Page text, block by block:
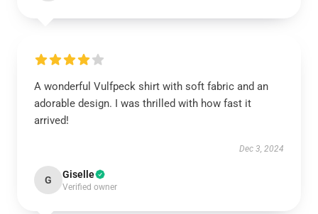
A wonderful Vulfpeck shirt with soft fabric and an
adorable design. I was thrilled with how fast it
arrived!
Dec 3, 2024
G Giselle
Verified owner